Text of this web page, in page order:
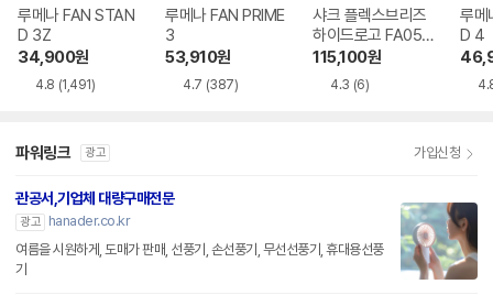
루메나 FAN STAN
D 3Z
34,900원
4.8 (1,491)
루메나 FAN PRIME
3
53,910원
4.7 (387)
샤크 플렉스브리즈
하이드로고 FA050
KR
115,100원
4.3 (6)
루메
D 4
파워링크 광고 가입신청
관공서,기업체 대량구매전문
광고
hanader.co.kr
여름을 시원하게, 도매가 판매, 선풍기, 손선풍기, 무선선풍기, 휴대용선풍
기